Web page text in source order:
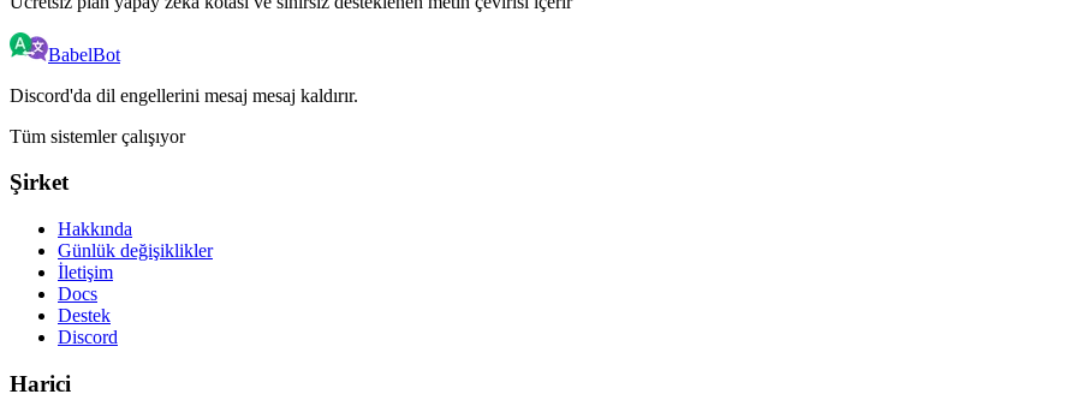
BabelBot
Discord'da dil engellerini mesaj mesaj kaldırır.
Tüm sistemler çalışıyor
Şirket
Hakkında
Günlük değişiklikler
İletişim
Docs
Destek
Discord
Harici